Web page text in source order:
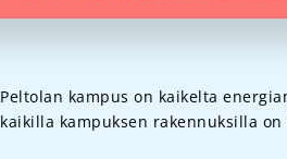
Peltolan kampus on kaikelta
kaikilla kampuksen rakennuksilla on